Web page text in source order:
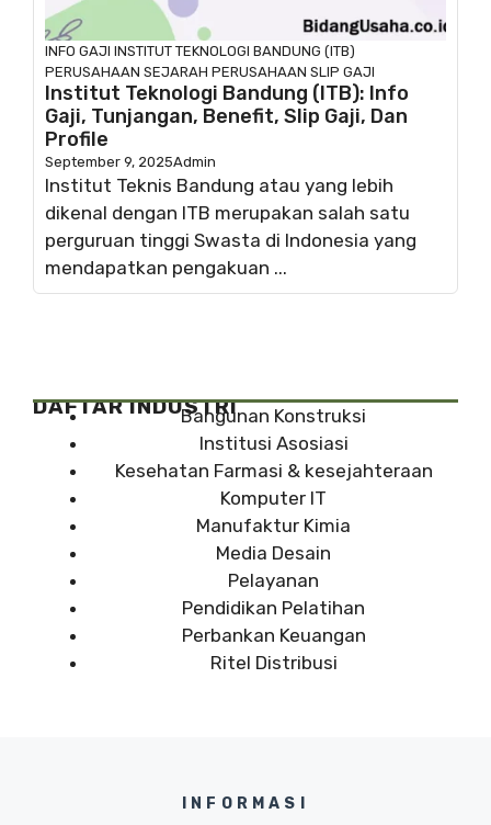
INFO GAJI INSTITUT TEKNOLOGI BANDUNG (ITB)
PERUSAHAAN SEJARAH PERUSAHAAN SLIP GAJI
Institut Teknologi Bandung (ITB): Info
Gaji, Tunjangan, Benefit, Slip Gaji, Dan
Profile
September 9, 2025Admin
Institut Teknis Bandung atau yang lebih
dikenal dengan ITB merupakan salah satu
perguruan tinggi Swasta di Indonesia yang
mendapatkan pengakuan ...
DAFTAR INDUSTRIBangunan Konstruksi
Institusi Asosiasi
Kesehatan Farmasi & kesejahteraan
Komputer IT
Manufaktur Kimia
Media Desain
Pelayanan
Pendidikan Pelatihan
Perbankan Keuangan
Ritel Distribusi
INFORMASI